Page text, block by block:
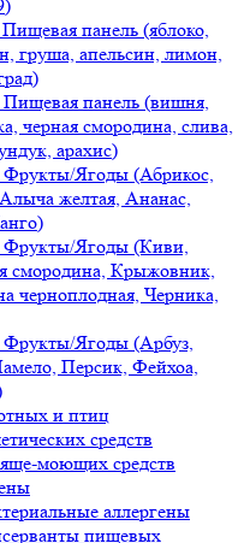
панель (яблоко,
груша, апельсин, лимон,
панель (вишня,
черная смородина, слива,
арахис)
Фрукты/Ягоды (Абрикос,
желтая, Ананас,
Фрукты/Ягоды (Киви,
смородина, Крыжовник,
черноплодная, Черника,
Фрукты/Ягоды (Арбуз,
Персик, Фейхоа,
и птиц
средств
моющих средств
аллергены
пищевых